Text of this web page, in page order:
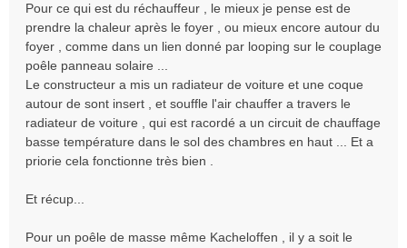
Pour ce qui est du réchauffeur , le mieux je pense est de
prendre la chaleur après le foyer , ou mieux encore autour du
foyer , comme dans un lien donné par looping sur le couplage
poêle panneau solaire ...
Le constructeur a mis un radiateur de voiture et une coque
autour de sont insert , et souffle l'air chauffer a travers le
radiateur de voiture , qui est racordé a un circuit de chauffage
basse température dans le sol des chambres en haut ... Et a
priorie cela fonctionne très bien .
Et récup...
Pour un poêle de masse même Kacheloffen , il y a soit le